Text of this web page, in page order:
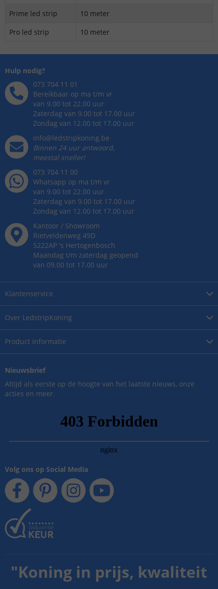
Prime led strip
10 meter
Pro led strip
10 meter
Over LedstripKoning
Product informatie
Klantenservice
Hulp nodig?
073 704 11 01
Bereikbaar op ma t/m vr
van 9.00 tot 22.00 uur
Zaterdag van 9.00 tot 17.00 uur
Zondag van 12.00 tot 17.00 uur
info@ledstripkoning.be
Binnen 24 uur antwoord,
meestal sneller!
073 704 11 00
Whatsapp op ma t/m vr
van 9.00 tot 22.00 uur
Zaterdag van 9.00 tot 17.00 uur
Zondag van 12.00 tot 17.00 uur
Kantoor / Showroom
Rietveldenweg 49D
5222AP 's Hertogenbosch
Maandag t/m zaterdag geopend
van 09.00 tot 17.00 uur
Nieuwsbrief
Altijd als eerste op de hoogte van het laatste nieuws, onze
acties en meer.
Volg ons op Social Media
"Koning in prijs, kwaliteit